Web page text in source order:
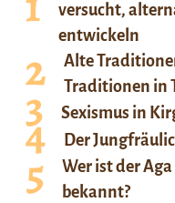
versucht,
entwickeln
Alte
Traditionen in
Sexismus in
Der
Wer ist der
bekannt?